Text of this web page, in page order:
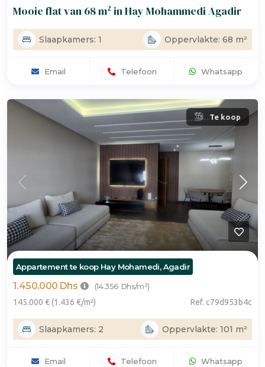
Mooie flat van 68 m² in Hay Mohammedi Agadir
Slaapkamers: 1 Oppervlakte: 68 m²
Email Telefoon Whatsapp
Te koop
Appartement te koop Hay Mohamedi, Agadir
1.450.000 Dhs
(14.356 Dhs/m²)
145.000 € (1.436 €/m²)
Ref. c79d953b4c
Slaapkamers: 2 Oppervlakte: 101 m²
Email Telefoon Whatsapp